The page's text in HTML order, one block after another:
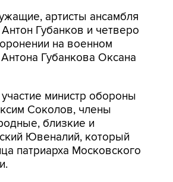
артисты ансамбля
Губанков и четверо
на военном
Губанкова Оксана
министр обороны
Соколов, члены
близкие и
Ювеналий, который
патриарха Московского